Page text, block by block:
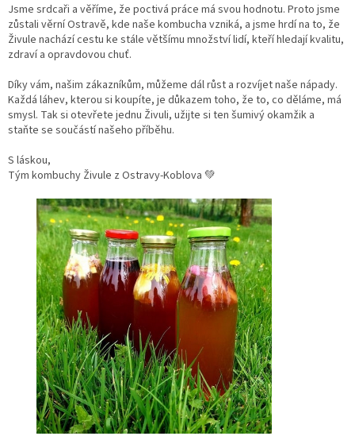
Jsme srdcaři a věříme, že poctivá práce má svou hodnotu. Proto jsme
zůstali věrní Ostravě, kde naše kombucha vzniká, a jsme hrdí na to, že
Živule nachází cestu ke stále většímu množství lidí, kteří hledají kvalitu,
zdraví a opravdovou chuť.
Díky vám, našim zákazníkům, můžeme dál růst a rozvíjet naše nápady.
Každá láhev, kterou si koupíte, je důkazem toho, že to, co děláme, má
smysl. Tak si otevřete jednu Živuli, užijte si ten šumivý okamžik a
staňte se součástí našeho příběhu.
S láskou,
Tým kombuchy Živule z Ostravy-Koblova 💚